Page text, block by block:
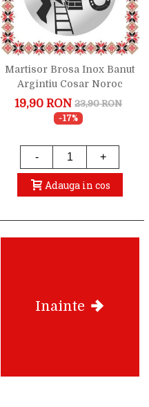
Martisor Brosa Inox Banut
Argintiu Cosar Noroc
19,90 RON 23,90 RON
-17%
- +
Adauga in cos
Inainte